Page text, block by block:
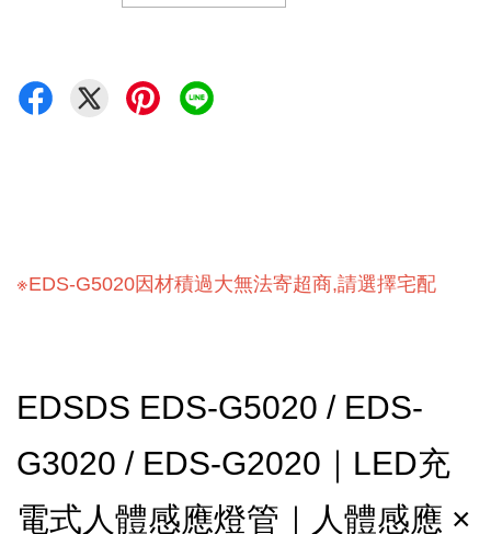
※EDS-G5020因材積過大無法寄超商,請選擇宅配
EDSDS EDS-G5020 / EDS-
G3020 / EDS-G2020｜LED充
電式人體感應燈管｜人體感應 ×